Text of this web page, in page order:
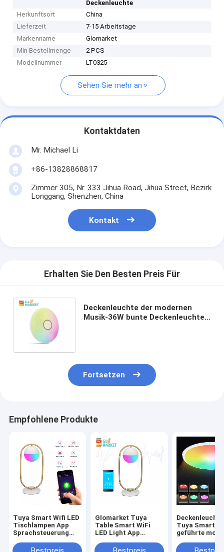
Deckenleuchte
Herkunftsort
China
Lieferzeit
7-15 Arbeitstage
Markenname
Glomarket
Min Bestellmenge
2 PCS
Modellnummer
LT0325
Sehen Sie mehr an
Kontaktdaten
Mr. Michael Li
+86-13828868817
Zimmer 305, Nr. 333 Jihua Road, Jihua Street, Bezirk
Longgang, Shenzhen, China
Kontakt
Erhalten Sie Den Besten Preis Für
Deckenleuchte der modernen
Musik-36W bunte Deckenleuchte
Fortsetzen
Empfohlene Produkte
Tuya Smart Wifi LED
Tischlampen App
Sprachsteuerung
mit Google Alexa
Glomarket Tuya
Table Smart WiFi
LED Light App
Augenschutz
Tuya Smart
geführte
Rgb